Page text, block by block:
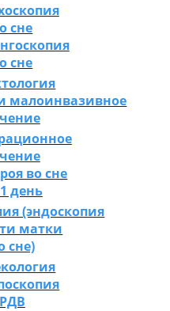
сне
сне
малоинвазивное
во сне
день
(эндоскопия
матки
сне)
РДВ